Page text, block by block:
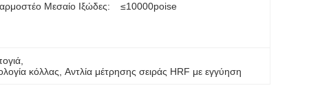
Μεσαίο Ιξώδες: ≤10000poise
κόλλας , Αντλία μέτρησης σειράς HRF με εγγύηση